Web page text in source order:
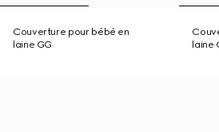
Couverture pour bébé en
laine GG
laine